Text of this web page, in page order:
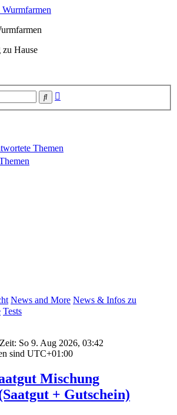
Hause
Suche
Themen
News and More News & Infos zu
Tests
So 9. Aug 2026, 03:42
sind UTC+01:00
Mischung
+ Gutschein)